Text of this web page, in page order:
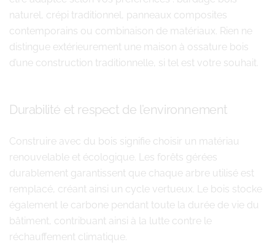
naturel, crépi traditionnel, panneaux composites
contemporains ou combinaison de matériaux. Rien ne
distingue extérieurement une maison à ossature bois
d’une construction traditionnelle, si tel est votre souhait.
Durabilité et respect de l’environnement
Construire avec du bois signifie choisir un matériau
renouvelable et écologique. Les forêts gérées
durablement garantissent que chaque arbre utilisé est
remplacé, créant ainsi un cycle vertueux. Le bois stocke
également le carbone pendant toute la durée de vie du
bâtiment, contribuant ainsi à la lutte contre le
réchauffement climatique.